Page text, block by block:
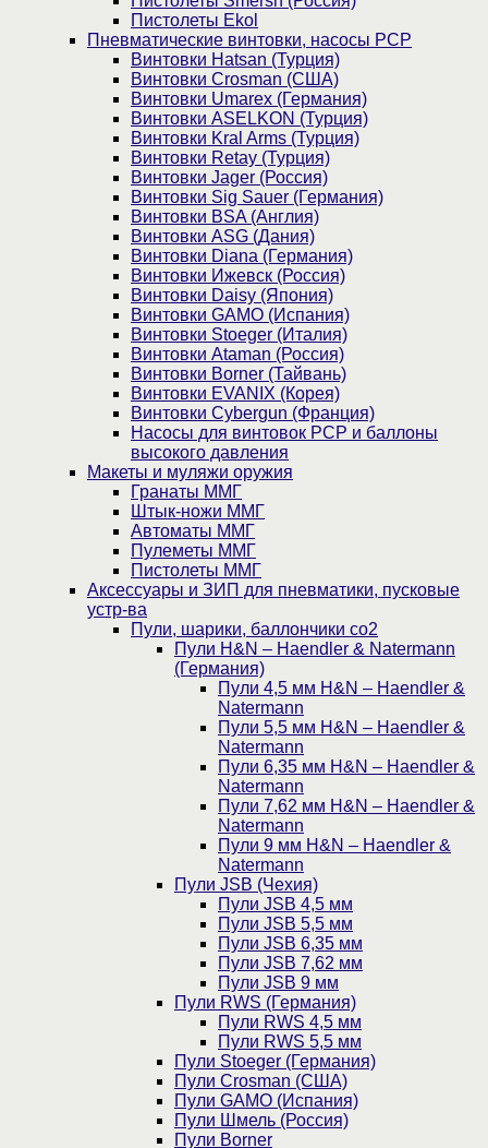
Пистолеты Ekol
Пневматические винтовки, насосы PCP
Винтовки Hatsan (Турция)
Винтовки Crosman (США)
Винтовки Umarex (Германия)
Винтовки ASELKON (Турция)
Винтовки Kral Arms (Турция)
Винтовки Retay (Турция)
Винтовки Jager (Россия)
Винтовки Sig Sauer (Германия)
Винтовки BSA (Англия)
Винтовки ASG (Дания)
Винтовки Diana (Германия)
Винтовки Ижевск (Россия)
Винтовки Daisy (Япония)
Винтовки GAMO (Испания)
Винтовки Stoeger (Италия)
Винтовки Ataman (Россия)
Винтовки Borner (Тайвань)
Винтовки EVANIX (Корея)
Винтовки Cybergun (Франция)
Насосы для винтовок PCP и баллоны
высокого давления
Макеты и муляжи оружия
Гранаты ММГ
Штык-ножи ММГ
Автоматы ММГ
Пулеметы ММГ
Пистолеты ММГ
Аксессуары и ЗИП для пневматики, пусковые
устр-ва
Пули, шарики, баллончики со2
Пули H&N – Haendler & Natermann
(Германия)
Пули 4,5 мм H&N – Haendler &
Natermann
Пули 5,5 мм H&N – Haendler &
Natermann
Пули 6,35 мм H&N – Haendler &
Natermann
Пули 7,62 мм H&N – Haendler &
Natermann
Пули 9 мм H&N – Haendler &
Natermann
Пули JSB (Чехия)
Пули JSB 4,5 мм
Пули JSB 5,5 мм
Пули JSB 6,35 мм
Пули JSB 7,62 мм
Пули JSB 9 мм
Пули RWS (Германия)
Пули RWS 4,5 мм
Пули RWS 5,5 мм
Пули Stoeger (Германия)
Пули Crosman (США)
Пули GAMO (Испания)
Пули Шмель (Россия)
Пули Borner